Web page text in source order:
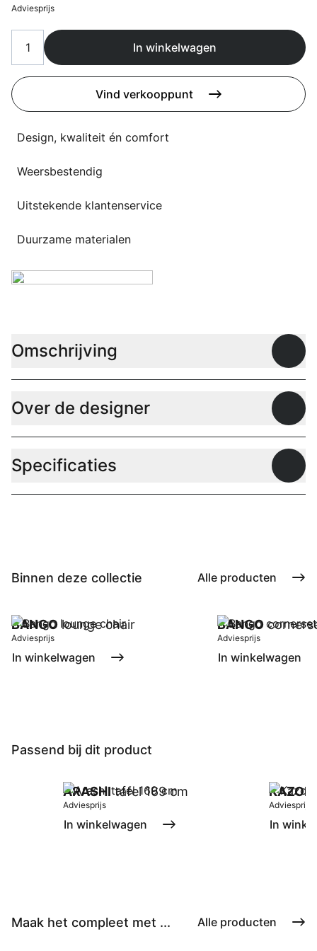
Contact
3D modellen
Support
Nieuws
Events
Werken bij
Over ons
Adviesprijs
In winkelwagen
Vind verkooppunt
Design, kwaliteit én comfort
Weersbestendig
Uitstekende klantenservice
Duurzame materialen
Omschrijving
Over de designer
Specificaties
Binnen deze collectie Alle producten
BANGOlounge chair
Adviesprijs
In winkelwagen
BANGO
Adviesprijs
In winkelwagen
Passend bij dit product
ARASHItafel 169 cm
Adviesprijs
In winkelwagen
Adviesprijs
In
Maak het compleet met ... Alle producten